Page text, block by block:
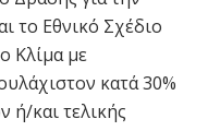
το Εθνικό Σχέδιο
Κλίμα με
κατά 30%
και τελικής